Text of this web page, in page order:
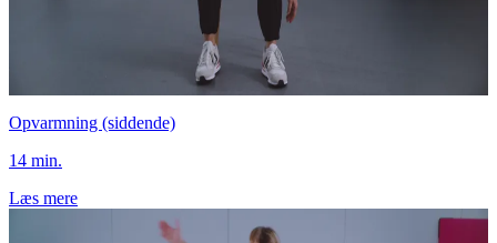
Opvarmning (siddende)
14 min.
Læs mere